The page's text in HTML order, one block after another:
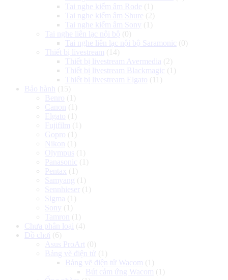
Tai nghe kiểm âm Rode (1)
Tai nghe kiểm âm Shure (2)
Tai nghe kiểm âm Sony (1)
Tai nghe liên lạc nội bộ (0)
Tai nghe liên lạc nội bộ Saramonic (0)
Thiết bị livestream (14)
Thiết bị livestream Avermedia (2)
Thiết bị livestream Blackmagic (1)
Thiết bị livestream Elgato (11)
Bảo hành
(15)
Benro (1)
Canon
(1)
Elgato (1)
Fujifilm (1)
Gopro (1)
Nikon
(1)
Olympus (1)
Panasonic (1)
Pentax (1)
Samyang (1)
Sennhieser
(1)
Sigma (1)
Sony (1)
Tamron
(1)
Chưa phân loại (4)
Đồ chơi (6)
Asus ProArt (0)
Bảng vẽ điện tử (1)
Bảng vẽ điện tử Wacom (1)
Bút cảm ứng Wacom (1)